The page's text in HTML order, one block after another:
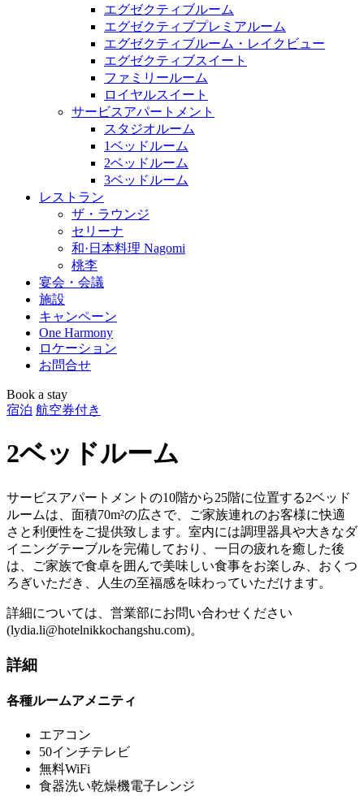
エグゼクティブルーム
エグゼクティブプレミアルーム
エグゼクティブルーム・レイクビュー
エグゼクティブスイート
ファミリールーム
ロイヤルスイート
サービスアパートメント
スタジオルーム
1ベッドルーム
2ベッドルーム
3ベッドルーム
レストラン
ザ・ラウンジ
セリーナ
和·日本料理 Nagomi
桃李
宴会・会議
施設
キャンペーン
One Harmony
ロケーション
お問合せ
Book a stay
宿泊 航空券付き
2ベッドルーム
サービスアパートメントの10階から25階に位置する2ベッド
ルームは、面積70m²の広さで、ご家族連れのお客様に快適
さと利便性をご提供致します。室内には調理器具や大きなダ
イニングテーブルを完備しており、一日の疲れを癒した後
は、ご家族で食卓を囲んで美味しい食事をお楽しみ、おくつ
ろぎいただき、人生の至福感を味わっていただけます。
詳細については、営業部にお問い合わせください
(lydia.li@hotelnikkochangshu.com)。
詳細
各種ルームアメニティ
エアコン
50インチテレビ
無料WiFi
食器洗い乾燥機電子レンジ